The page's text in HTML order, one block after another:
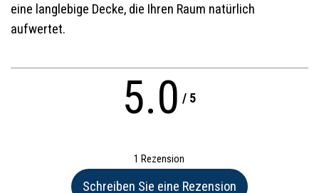
eine langlebige Decke, die Ihren Raum natürlich
aufwertet.
5.0 / 5
1 Rezension